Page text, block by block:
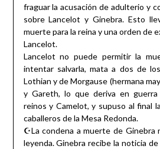
fraguar la acusación de adulterio y
sobre Lancelot y Ginebra. Esto
muerte para la reina y una orden de
Lancelot.
Lancelot no puede permitir la
intentar salvarla, mata a dos de
Lothian y de Morgause (hermana
y Gareth, lo que deriva en
reinos y Camelot, y supuso al final
caballeros de la Mesa Redonda.
☪La condena a muerte de Ginebra
leyenda. Ginebra recibe la noticia